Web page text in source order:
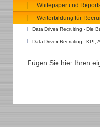
Whitepaper und
Weiterbildung für
Data Driven Recruiting - Die
Data Driven Recruiting - KPI,
Fügen Sie hier Ihren